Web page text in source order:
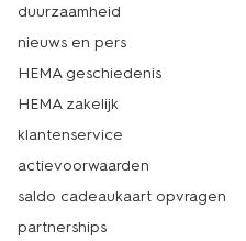
duurzaamheid
nieuws en pers
HEMA geschiedenis
HEMA zakelijk
klantenservice
actievoorwaarden
saldo cadeaukaart opvragen
partnerships